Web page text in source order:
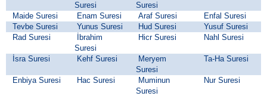
Suresi
Suresi
Maide Suresi Enam Suresi Araf Suresi
Enfal Suresi
Tevbe Suresi
Yunus Suresi Hud Suresi
Yusuf Suresi
Rad Suresi
İbrahim
Suresi
Hicr Suresi Nahl Suresi
İsra Suresi Kehf Suresi
Meryem
Suresi
Ta-Ha Suresi
Enbiya Suresi Hac Suresi
Muminun
Suresi
Nur Suresi